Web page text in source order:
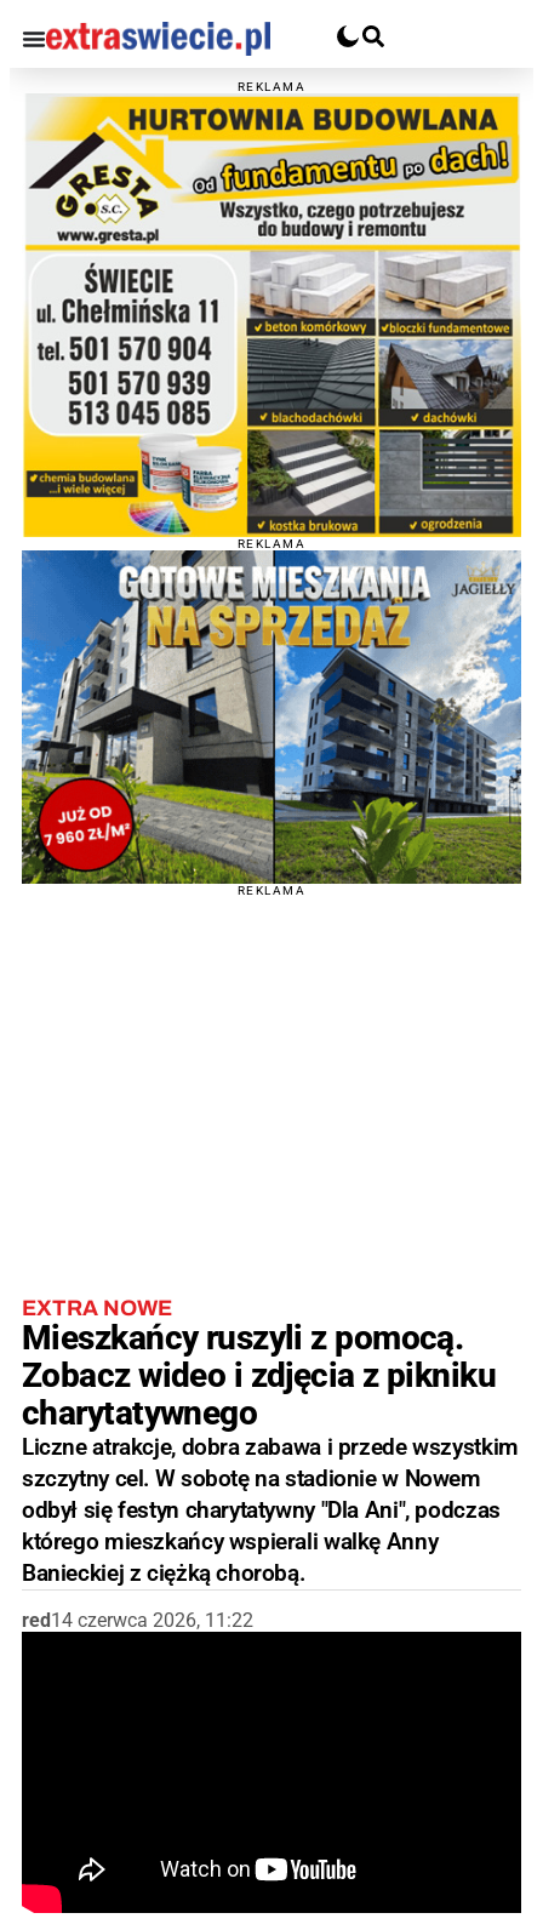
REKLAMA
REKLAMA
REKLAMA
EXTRA NOWE
Mieszkańcy ruszyli z pomocą.
Zobacz wideo i zdjęcia z pikniku
charytatywnego
Liczne atrakcje, dobra zabawa i przede wszystkim
szczytny cel. W sobotę na stadionie w Nowem
odbył się festyn charytatywny "Dla Ani", podczas
którego mieszkańcy wspierali walkę Anny
Banieckiej z ciężką chorobą.
red14 czerwca 2026, 11:22